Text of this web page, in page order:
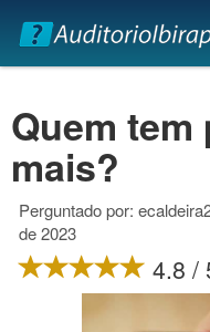
Quem
mais?
Perguntado por:
de 2023
4.8 /